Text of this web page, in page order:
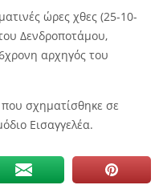
ώρες χθες (25-10-
Δενδροποτάμου,
αρχηγός του
σχηματίσθηκε σε
Εισαγγελέα.